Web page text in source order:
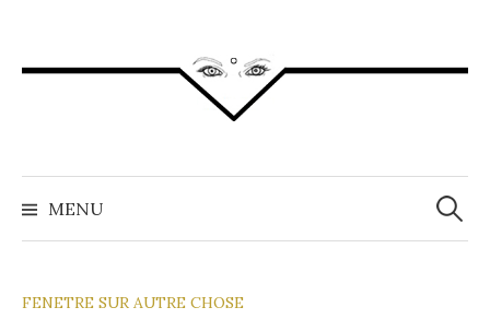
contenu
MENU
FENETRE SUR AUTRE CHOSE